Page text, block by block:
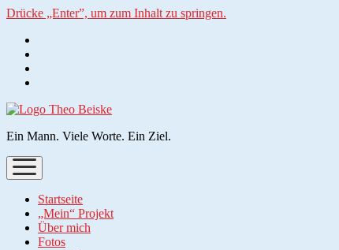
Drücke „Enter”, um zum Inhalt zu springen.
Ein Mann. Viele Worte. Ein Ziel.
Menü
öffnen
Startseite
„Mein“ Projekt
Über mich
Fotos